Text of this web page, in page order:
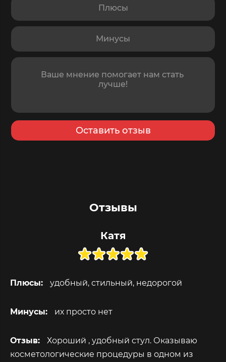
Минусы
Отзыв
Оставить отзыв
Отзывы
Катя
Плюсы: удобный, стильный, недорогой
Минусы: их просто нет
Отзыв:
Хороший , удобный стул. Оказываю
косметологические процедуры в одном из